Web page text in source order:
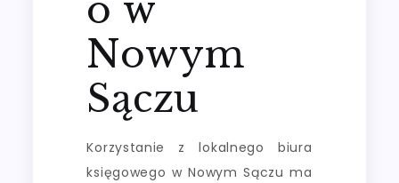
o w
Nowym
Sączu
Korzystanie z lokalnego biura
księgowego w Nowym Sączu ma